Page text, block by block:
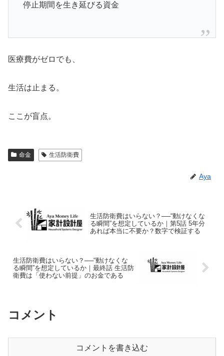
停止期間を生き延びる資金
医療費がゼロでも、
生活は止まる。
ここが盲点。
命金 生活防衛費
Aya
生活防衛費はいらない？──“動けなくな
る瞬間”を想定しているか｜第5話 5年分
あれば本当に不要か？数字で検証する
生活防衛費はいらない？──“動けなくな
る瞬間”を想定しているか｜最終話 生活防
衛費は「使わない前提」のお金である
コメント
コメントを書き込む